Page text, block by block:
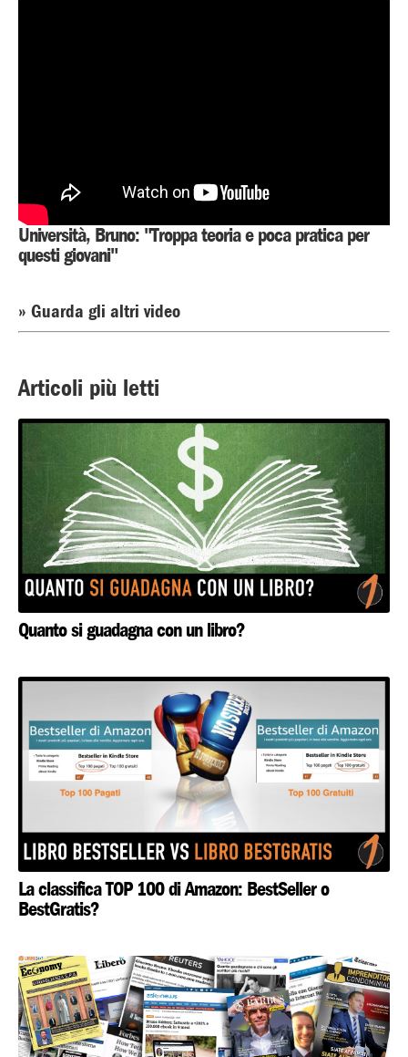
Università, Bruno: "Troppa teoria e poca pratica per
questi giovani"
» Guarda gli altri video
Articoli più letti
Quanto si guadagna con un libro?
La classifica TOP 100 di Amazon: BestSeller o
BestGratis?